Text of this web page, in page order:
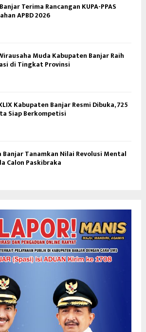
Terima Rancangan KUPA-PPAS
APBD 2026
Muda Kabupaten Banjar Raih
di Tingkat Provinsi
Kabupaten Banjar Resmi Dibuka, 725
Siap Berkompetisi
Banjar Tanamkan Nilai Revolusi Mental
Calon Paskibraka